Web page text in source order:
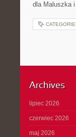
dla Maluszka
Archives
lipiec 2026
czerwiec 2026
maj 2026